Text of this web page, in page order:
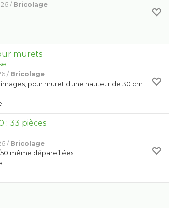
/Bricolage
murets
/Bricolage
pour muret d'une hauteur de 30 cm
: 33 pièces
/Bricolage
même dépareillées